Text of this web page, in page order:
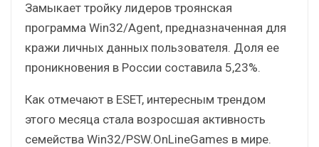
Замыкает тройку лидеров троянская
программа Win32/Agent, предназначенная для
кражи личных данных пользователя. Доля ее
проникновения в России составила 5,23%.
Как отмечают в ESET, интересным трендом
этого месяца стала возросшая активность
семейства Win32/PSW.OnLineGames в мире.